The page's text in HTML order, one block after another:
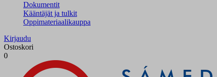
Dokumentit
Kääntäjät ja tulkit
Oppimateriaalikauppa
Kirjaudu
Ostoskori
0